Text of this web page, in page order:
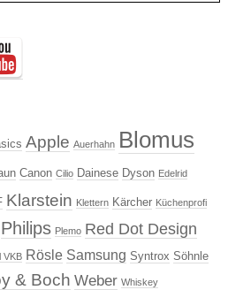
Apple Auerhahn Blomus
Canon Cilio Dainese Dyson Edelrid
Klarstein Klettern Kärcher Küchenprofi
Philips Plemo Red Dot Design
VKB Rösle Samsung Syntrox Söhnle
& Boch Weber Whiskey